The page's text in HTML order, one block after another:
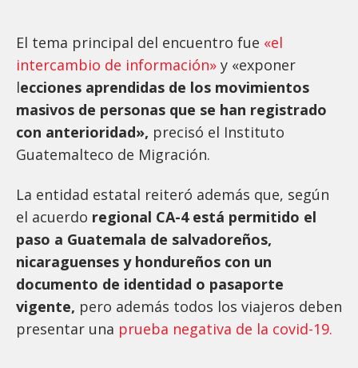
El tema principal del encuentro fue «el
intercambio de información» y «exponer
lecciones aprendidas de los movimientos
masivos de personas que se han registrado
con anterioridad», precisó el Instituto
Guatemalteco de Migración.
La entidad estatal reiteró además que, según
el acuerdo regional CA-4 está permitido el
paso a Guatemala de salvadoreños,
nicaraguenses y hondureños con un
documento de identidad o pasaporte
vigente, pero además todos los viajeros deben
presentar una prueba negativa de la covid-19.